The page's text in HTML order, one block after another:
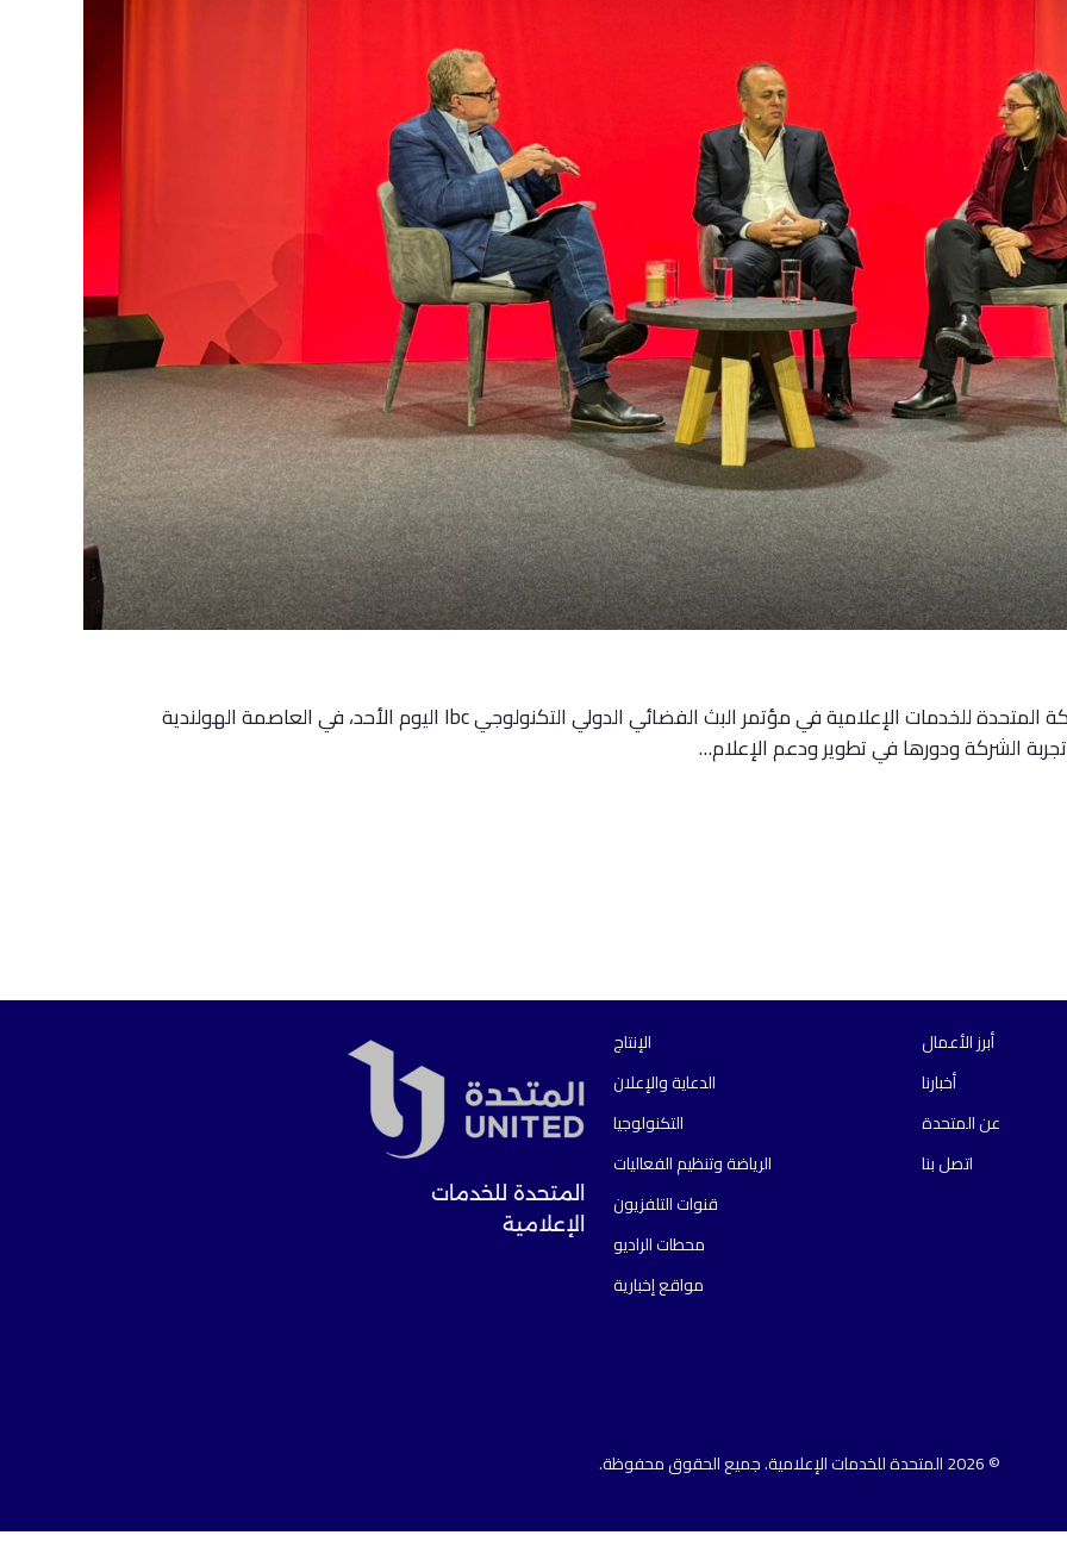
أمستردام- هولندا شاركت الشركة المتحدة للخدمات الإعلامية في مؤتمر البث الفضائي الدولي التكنولوجي Ibc اليوم الأحد، في العاصمة الهولندية
الشركة ودورها في تطوير ودعم الإعلام…
المتحدة للخدمات
الإعلامية
الإنتاج
الدعاية والإعلان
التكنولوجيا
الرياضة وتنظيم الفعاليات
قنوات التلفزيون
محطات الراديو
مواقع إخبارية
أبرز الأعمال
أخبارنا
عن المتحدة
اتصل بنا
© 2026 المتحدة للخدمات الإعلامية. جميع الحقوق محفوظة.